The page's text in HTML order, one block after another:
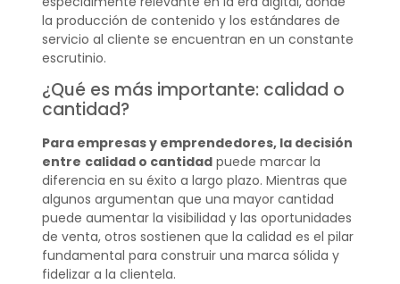
la producción de contenido y los estándares de
servicio al cliente se encuentran en un constante
escrutinio.
¿Qué es más importante: calidad o
cantidad?
Para empresas y emprendedores, la decisión
entre calidad o cantidadpuede marcar la
diferencia en su éxito a largo plazo. Mientras que
algunos argumentan que una mayor cantidad
puede aumentar la visibilidad y las oportunidades
de venta, otros sostienen que la calidad es el pilar
fundamental para construir una marca sólida y
fidelizar a la clientela.